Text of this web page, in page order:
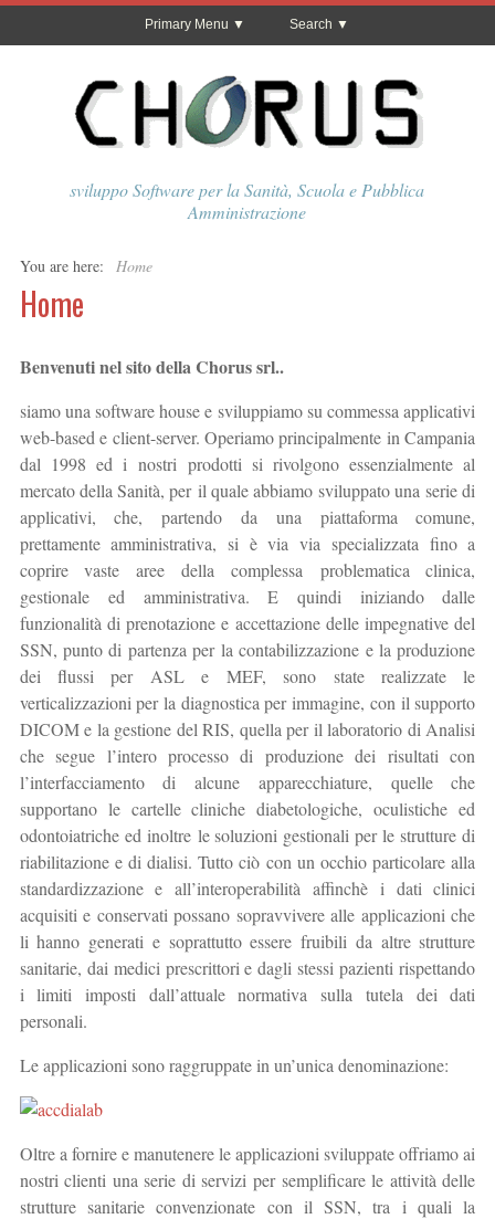
Primary Menu Search
sviluppo Software per la Sanità, Scuola e Pubblica
Amministrazione
You are here: Home
Home
Benvenuti nel sito della Chorus srl..
siamo una software house e sviluppiamo su commessa applicativi
web-based e client-server. Operiamo principalmente in Campania
dal 1998 ed i nostri prodotti si rivolgono essenzialmente al
mercato della Sanità, per il quale abbiamo sviluppato una serie di
applicativi, che, partendo da una piattaforma comune,
prettamente amministrativa, si è via via specializzata fino a
coprire vaste aree della complessa problematica clinica,
gestionale ed amministrativa. E quindi iniziando dalle
funzionalità di prenotazione e accettazione delle impegnative del
SSN, punto di partenza per la contabilizzazione e la produzione
dei flussi per ASL e MEF, sono state realizzate le
verticalizzazioni per la diagnostica per immagine, con il supporto
DICOM e la gestione del RIS, quella per il laboratorio di Analisi
che segue l’intero processo di produzione dei risultati con
l’interfacciamento di alcune apparecchiature, quelle che
supportano le cartelle cliniche diabetologiche, oculistiche ed
odontoiatriche ed inoltre le soluzioni gestionali per le strutture di
riabilitazione e di dialisi. Tutto ciò con un occhio particolare alla
standardizzazione e all’interoperabilità affinchè i dati clinici
acquisiti e conservati possano sopravvivere alle applicazioni che
li hanno generati e soprattutto essere fruibili da altre strutture
sanitarie, dai medici prescrittori e dagli stessi pazienti rispettando
i limiti imposti dall’attuale normativa sulla tutela dei dati
personali.
Le applicazioni sono raggruppate in un’unica denominazione:
Oltre a fornire e manutenere le applicazioni sviluppate offriamo ai
nostri clienti una serie di servizi per semplificare le attività delle
strutture sanitarie convenzionate con il SSN, tra i quali la